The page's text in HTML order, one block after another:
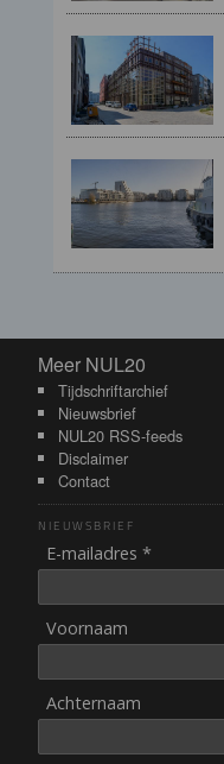
Meer NUL20
Meer NUL20
Tijdschriftarchief
Nieuwsbrief
NUL20 RSS-feeds
Disclaimer
Contact
NIEUWSBRIEF
E-mailadres *
Voornaam
Achternaam